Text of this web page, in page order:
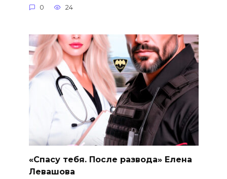
0 24
«Спасу тебя. После развода» Елена
Левашова